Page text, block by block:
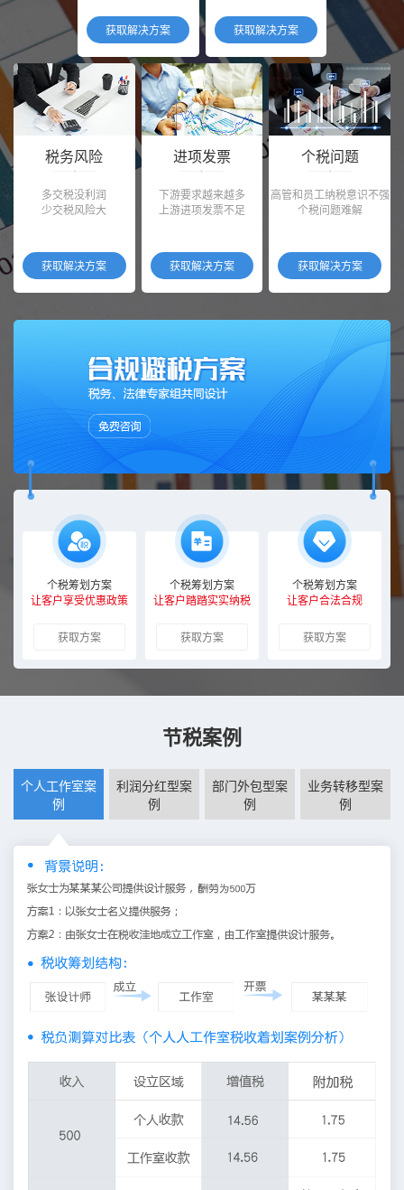
获取解决方案 获取解决方案
税务风险
多交税没利润
少交税风险大
获取解决方案
进项发票
下游要求越来越多
上游进项发票不足
获取解决方案
个税问题
高管和员工纳税意识不强
个税问题难解
获取解决方案
个税筹划方案
让客户享受优惠政策
获取方案
个税筹划方案
让客户踏踏实实纳税
获取方案
个税筹划方案
让客户合法合规
获取方案
节税案例
个人工作室案
例
利润分红型案
例
部门外包型案
例
业务转移型案
例